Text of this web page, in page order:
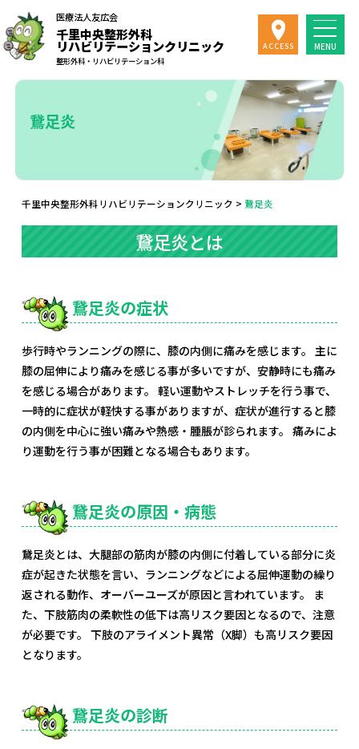
医療法人友広会
千里中央整形外科
リハビリテーションクリニック
整形外科・リハビリテーション科
ACCESS MENU
鵞足炎
千里中央整形外科リハビリテーションクリニック > 鵞足炎
鵞足炎とは
鵞足炎の症状
歩行時やランニングの際に、膝の内側に痛みを感じます。 主に
膝の屈伸により痛みを感じる事が多いですが、安静時にも痛み
を感じる場合があります。 軽い運動やストレッチを行う事で、
一時的に症状が軽快する事がありますが、症状が進行すると膝
の内側を中心に強い痛みや熱感・腫脹が診られます。 痛みによ
り運動を行う事が困難となる場合もあります。
鵞足炎の原因・病態
鵞足炎とは、大腿部の筋肉が膝の内側に付着している部分に炎
症が起きた状態を言い、ランニングなどによる屈伸運動の繰り
返される動作、オーバーユーズが原因と言われています。 ま
た、下肢筋肉の柔軟性の低下は高リスク要因となるので、注意
が必要です。 下肢のアライメント異常（X脚）も高リスク要因
となります。
鵞足炎の診断